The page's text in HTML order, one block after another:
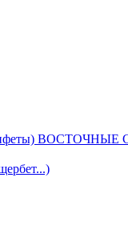
ВОСТОЧНЫЕ